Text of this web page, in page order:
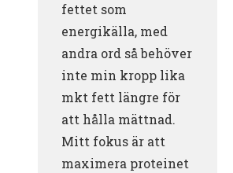
fettet som
energikälla, med
andra ord så behöver
inte min kropp lika
mkt fett längre för
att hålla mättnad.
Mitt fokus är att
maximera proteinet